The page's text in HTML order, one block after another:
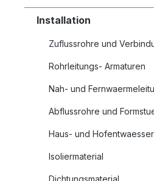
Installation
Zuflussrohre und
Rohrleitungs- Armaturen
Nah- und
Abflussrohre und
Haus- und
Isoliermaterial
Dichtungsmaterial